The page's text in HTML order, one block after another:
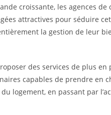
croissante, les agences de
attractives pour séduire
la gestion de leur
des services de plus en
capables de prendre en
logement, en passant par